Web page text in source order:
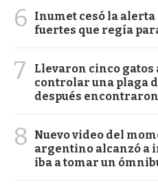
6
Inumet cesó la
fuertes que regía
7
Llevaron cinco gatos
controlar una plaga
después
8
Nuevo video del
argentino alcanzó a
iba a tomar un